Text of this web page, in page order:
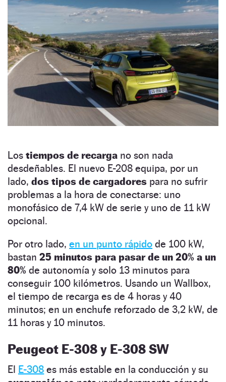
Los tiempos de recarga no son nada
desdeñables. El nuevo E-208 equipa, por un
lado, dos tipos de cargadores para no sufrir
problemas a la hora de conectarse: uno
monofásico de 7,4 kW de serie y uno de 11 kW
opcional.
Por otro lado, en un punto rápido de 100 kW,
bastan 25 minutos para pasar de un 20% a un
80% de autonomía y solo 13 minutos para
conseguir 100 kilómetros. Usando un Wallbox,
el tiempo de recarga es de 4 horas y 40
minutos; en un enchufe reforzado de 3,2 kW, de
11 horas y 10 minutos.
Peugeot E-308 y E-308 SW
El E-308 es más estable en la conducción y su